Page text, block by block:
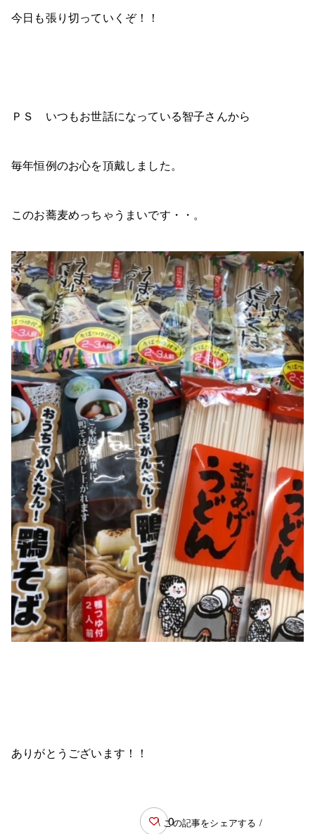
今日も張り切っていくぞ！！
ＰＳ いつもお世話になっている智子さんから
毎年恒例のお心を頂戴しました。
このお蕎麦めっちゃうまいです・・。
ありがとうございます！！
0
\ この記事をシェアする /